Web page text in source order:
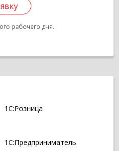
рабочего дня.
1С:Розница
1С:Предприниматель